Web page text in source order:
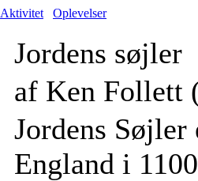
Aktivitet Oplevelser
Jordens søjler
af Ken Follett
Jordens
England i